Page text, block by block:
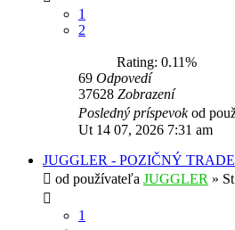
1
2
Rating: 0.11%
69 Odpovedí
37628 Zobrazení
Posledný príspevokod
Ut 14 07, 2026 7:31 am
JUGGLER - POZIČNÝ
od používateľa JUGGLER »
1